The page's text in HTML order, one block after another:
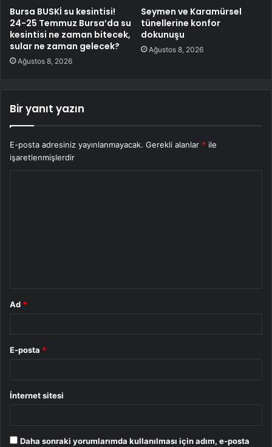
Bursa BUSKİ su kesintisi!
24-25 Temmuz Bursa’da su
kesintisi ne zaman bitecek,
sular ne zaman gelecek?
Ağustos 8, 2026
Seymen ve Karamürsel
tünellerine konfor
dokunuşu
Ağustos 8, 2026
Bir yanıt yazın
E-posta adresiniz yayınlanmayacak. Gerekli alanlar * ile
işaretlenmişlerdir
Ad *
E-posta *
İnternet sitesi
Daha sonraki yorumlarımda kullanılması için adım, e-posta